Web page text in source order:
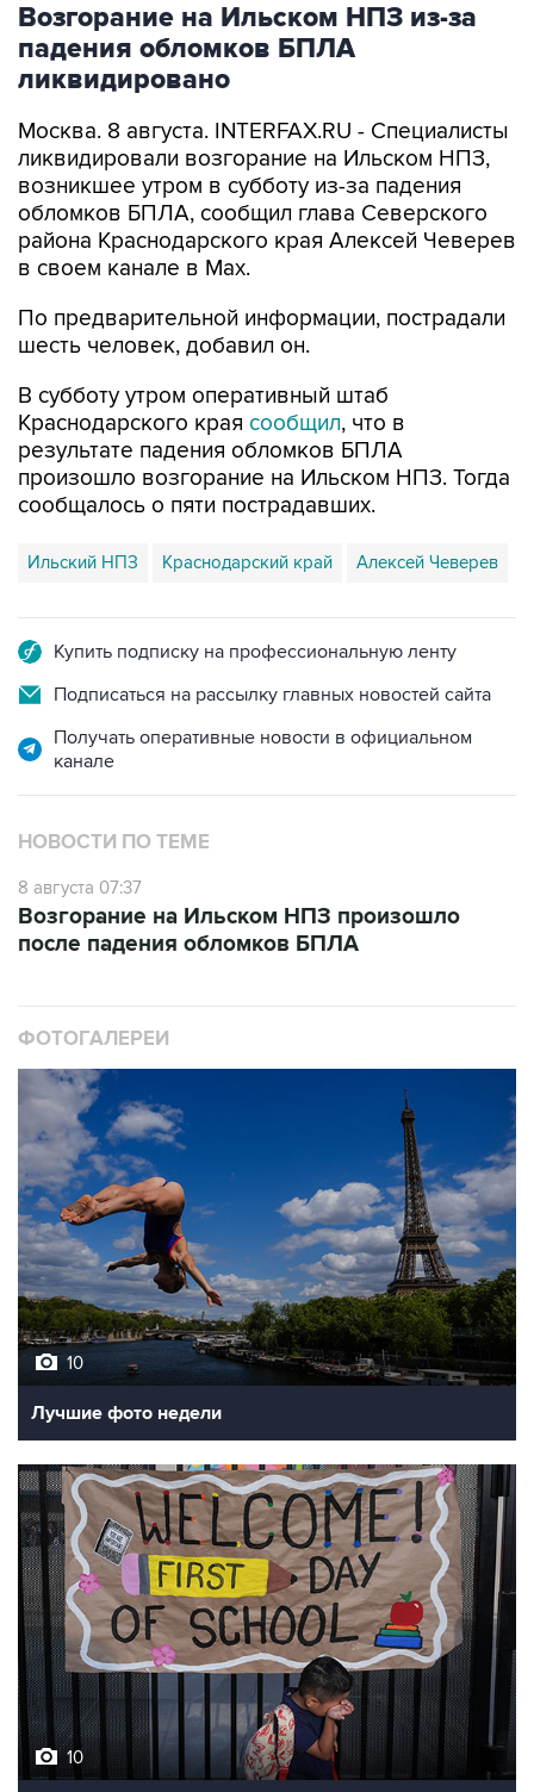
Возгорание на Ильском НПЗ из-за
падения обломков БПЛА
ликвидировано
Москва. 8 августа. INTERFAX.RU - Специалисты
ликвидировали возгорание на Ильском НПЗ,
возникшее утром в субботу из-за падения
обломков БПЛА, сообщил глава Северского
района Краснодарского края Алексей Чеверев
в своем канале в Max.
По предварительной информации, пострадали
шесть человек, добавил он.
В субботу утром оперативный штаб
Краснодарского края сообщил, что в
результате падения обломков БПЛА
произошло возгорание на Ильском НПЗ. Тогда
сообщалось о пяти пострадавших.
Ильский НПЗ Краснодарский край Алексей Чеверев
Купить подписку на профессиональную ленту
Подписаться на рассылку главных новостей сайта
Получать оперативные новости в официальном
канале
НОВОСТИ ПО ТЕМЕ
8 августа 07:37
Возгорание на Ильском НПЗ произошло
после падения обломков БПЛА
ФОТОГАЛЕРЕИ
10
Лучшие фото недели
10